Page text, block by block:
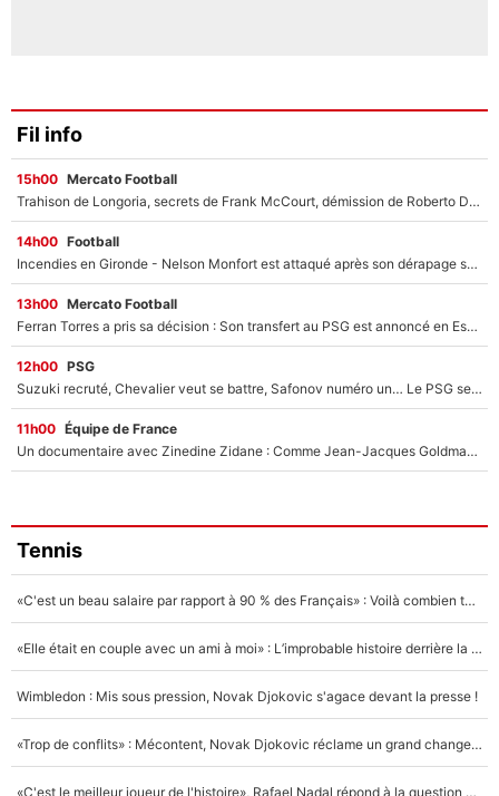
Fil info
15h00 Mercato Football
Trahison de Longoria, secrets de Frank McCourt, démission de Roberto De Zerbi : Medhi Benatia se lâche sur départ de l'OM et fait d'importantes révélations
14h00 Football
Incendies en Gironde - Nelson Monfort est attaqué après son dérapage sur CNews : «Et lui, il prend combien pour parler dans un studio climatisé?»
13h00 Mercato Football
Ferran Torres a pris sa décision : Son transfert au PSG est annoncé en Espagne !
12h00 PSG
Suzuki recruté, Chevalier veut se battre, Safonov numéro un… Le PSG se lance encore dans un gros chantier pour le poste de gardien de but
11h00 Équipe de France
Un documentaire avec Zinedine Zidane : Comme Jean-Jacques Goldman et Mylène Farmer, le nouveau sélectionneur de l'équipe de France a recalé une journaliste très connue
Tennis
«C'est un beau salaire par rapport à 90 % des Français» : Voilà combien touchait Nelson Monfort sur France Télévisions avant de rejoindre CNews
«Elle était en couple avec un ami à moi» : L’improbable histoire derrière la «seule relation longue» de Novak Djokovic
Wimbledon : Mis sous pression, Novak Djokovic s'agace devant la presse !
«Trop de conflits» : Mécontent, Novak Djokovic réclame un grand changement !
«C'est le meilleur joueur de l'histoire», Rafael Nadal répond à la question que tout le monde se pose !